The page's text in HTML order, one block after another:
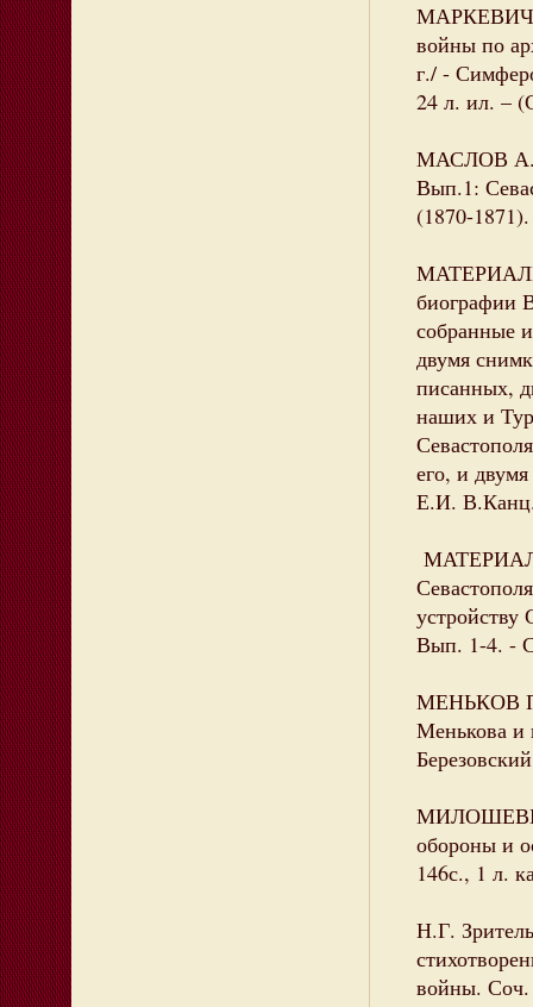
МАРКЕВИЧ
войны по
г./ -
24 л. ил. –
МАСЛОВ
Вып.1:
(1870-
МАТЕРИАЛЫ
биографии
собранные
двумя
писанных,
наших и
его, и
Е.И.
устройству
Вып. 1-4. -
МЕНЬКОВ
Менькова и
обороны и
146с., 1 л.
Н.Г.
войны.